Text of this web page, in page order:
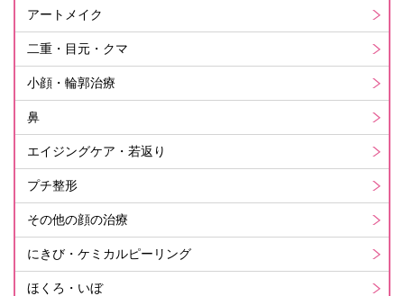
アートメイク
二重・目元・クマ
小顔・輪郭治療
鼻
エイジングケア・若返り
プチ整形
その他の顔の治療
にきび・ケミカルピーリング
ほくろ・いぼ